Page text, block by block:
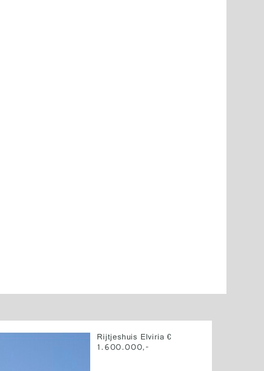
Rijtjeshuis Elviria €
1.600.000,-